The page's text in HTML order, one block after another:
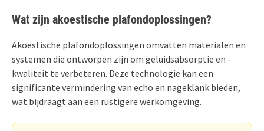
Wat zijn akoestische plafondoplossingen?
Akoestische plafondoplossingen omvatten materialen en
systemen die ontworpen zijn om geluidsabsorptie en -
kwaliteit te verbeteren. Deze technologie kan een
significante vermindering van echo en nageklank bieden,
wat bijdraagt aan een rustigere werkomgeving.